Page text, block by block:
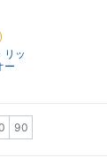
リッ
ー
90